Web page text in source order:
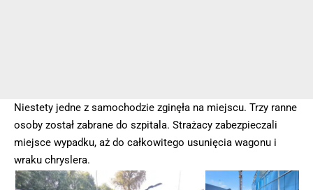
Niestety jedne z samochodzie zginęła na miejscu. Trzy ranne
osoby został zabrane do szpitala. Strażacy zabezpieczali
miejsce wypadku, aż do całkowitego usunięcia wagonu i
wraku chryslera.